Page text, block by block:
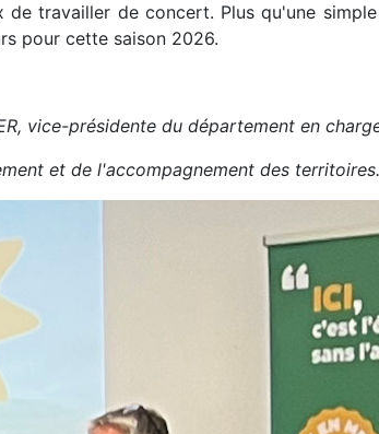
travailler de concert. Plus qu'une
pour cette saison 2026.
vice-présidente du département en
et de l'accompagnement des territoires.